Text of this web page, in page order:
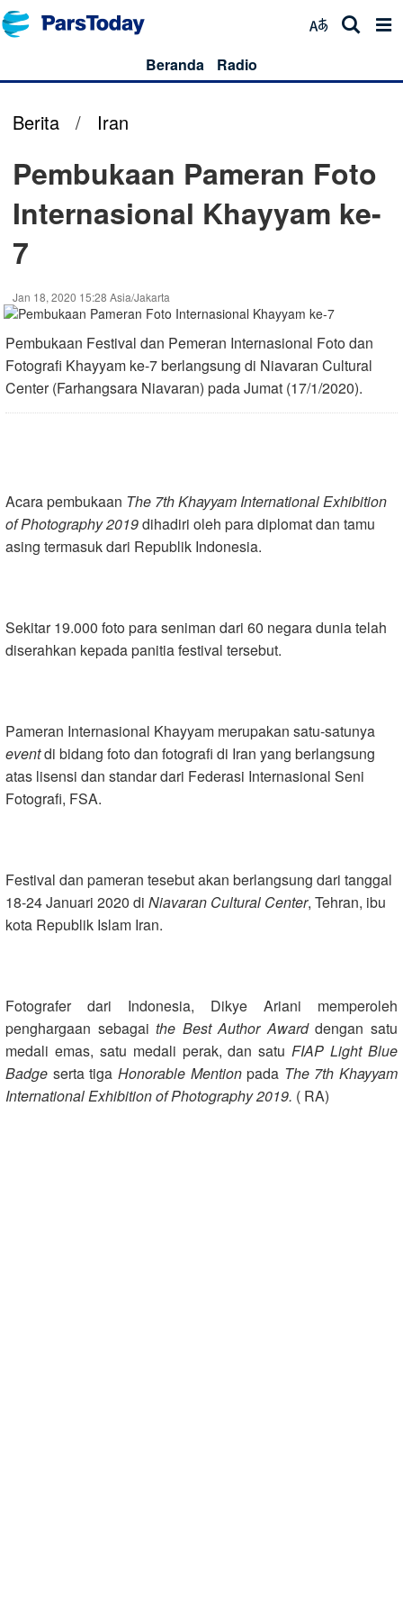
Beranda Radio
Berita / Iran
Pembukaan Pameran Foto
Internasional Khayyam ke-
7
Jan 18, 2020 15:28 Asia/Jakarta
Pembukaan Festival dan Pemeran Internasional Foto dan
Fotografi Khayyam ke-7 berlangsung di Niavaran Cultural
Center (Farhangsara Niavaran) pada Jumat (17/1/2020).
Acara pembukaan The 7thKhayyam InternationalExhibition
ofPhotography 2019dihadiri oleh para diplomat dan tamu
asing termasuk dari Republik Indonesia.
Sekitar 19.000 foto para seniman dari 60 negara dunia telah
diserahkan kepada panitia festival tersebut.
Pameran Internasional Khayyam merupakan satu-satunya
eventdi bidang foto dan fotografi di Iran yang berlangsung
atas lisensi dan standar dari Federasi Internasional Seni
Fotografi, FSA.
Festival dan pameran tesebut akan berlangsung dari tanggal
18-24 Januari 2020 di Niavaran Cultural Center, Tehran, ibu
kota Republik Islam Iran.
Fotografer dari Indonesia, Dikye Ariani memperoleh
penghargaan sebagai the Best Author Awarddengan satu
medali emas, satu medali perak, dan satu FIAP Light Blue
Badge serta tiga Honorable Mentionpada The 7th Khayyam
InternationalExhibition ofPhotography 2019. ( RA)